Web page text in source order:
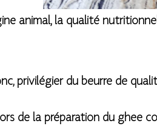
animal, la qualité
privilégier du beurre de
de la préparation du ghee